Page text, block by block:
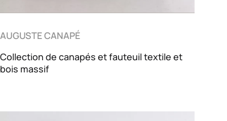
AUGUSTE CANAPÉ
Collection de canapés et fauteuil textile et
bois massif